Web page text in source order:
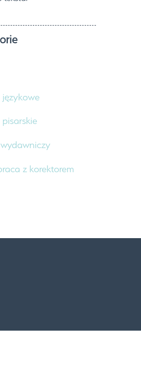
językowe
z korektorem